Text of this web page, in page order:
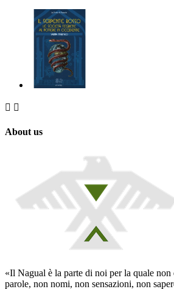
 
About us
«Il Nagual è la parte di noi per la quale non
parole, non nomi, non sensazioni, non